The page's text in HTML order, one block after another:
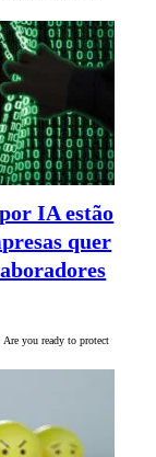
IA estão
quer
Are you ready to protect